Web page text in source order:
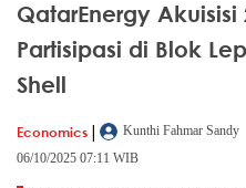
QatarEnergy Akuisisi
Partisipasi di Blok
Shell
Economics |
Kunthi Fahmar Sandy
06/10/2025 07:11 WIB